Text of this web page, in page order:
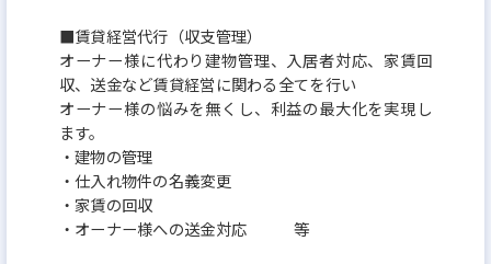
■賃貸経営代行（収支管理）
オーナー様に代わり建物管理、入居者対応、家賃回
収、送金など賃貸経営に関わる全てを行い
オーナー様の悩みを無くし、利益の最大化を実現し
ます。
・建物の管理
・仕入れ物件の名義変更
・家賃の回収
・オーナー様への送金対応 等